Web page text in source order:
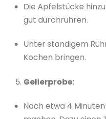
Die Apfelstücke
gut durchrühren.
Unter ständigem
Kochen bringen.
Gelierprobe:
Nach etwa 4